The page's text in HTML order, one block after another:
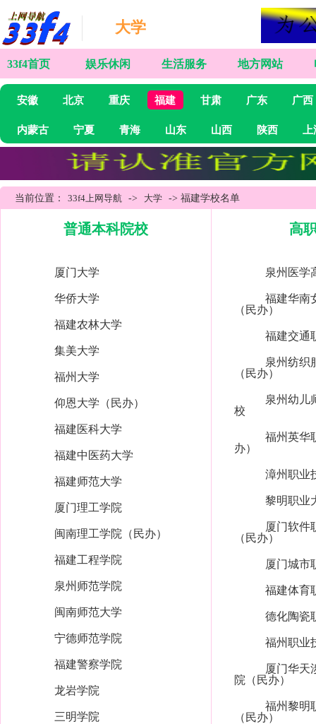
大学
33f4首页 娱乐休闲 生活服务 地方网站
安徽 北京 重庆 福建 甘肃 广东 广西
内蒙古 宁夏 青海 山东 山西 陕西
当前位置： 33f4上网导航 -> 大学 -> 福建学校名单
普通本科院校 高
厦门大学
华侨大学
福建农林大学
集美大学
福州大学
仰恩大学（民办）
福建医科大学
福建中医药大学
福建师范大学
厦门理工学院
闽南理工学院（民办）
福建工程学院
泉州师范学院
闽南师范大学
宁德师范学院
福建警察学院
龙岩学院
三明学院
泉州医学
福建华南
（民办）
福建交通
泉州纺织
（民办）
泉州幼儿
校
福州英华
办）
漳州职业
黎明职业
厦门软件
（民办）
厦门城市
福建体育
德化陶瓷
福州职业
厦门华天
院（民办）
福州黎明
（民办）